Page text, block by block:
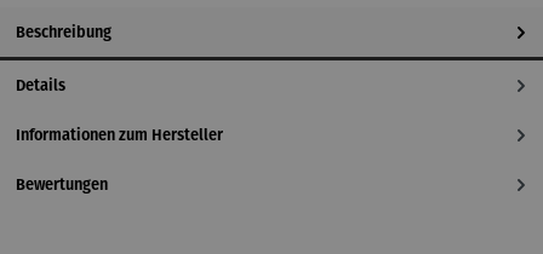
Beschreibung
Details
Informationen zum Hersteller
Bewertungen